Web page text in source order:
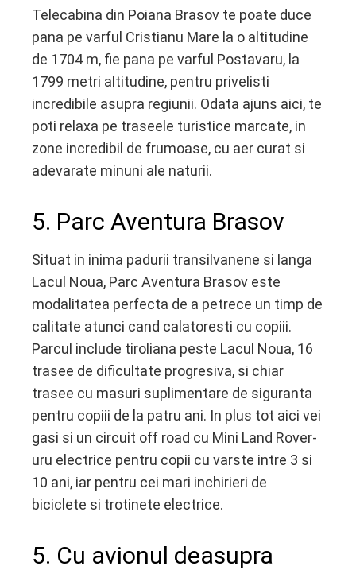
Telecabina din Poiana Brasov te poate duce
pana pe varful Cristianu Mare la o altitudine
de 1704 m, fie pana pe varful Postavaru, la
1799 metri altitudine, pentru privelisti
incredibile asupra regiunii. Odata ajuns aici, te
poti relaxa pe traseele turistice marcate, in
zone incredibil de frumoase, cu aer curat si
adevarate minuni ale naturii.
5. Parc Aventura Brasov
Situat in inima padurii transilvanene si langa
Lacul Noua, Parc Aventura Brasov este
modalitatea perfecta de a petrece un timp de
calitate atunci cand calatoresti cu copiii.
Parcul include tiroliana peste Lacul Noua, 16
trasee de dificultate progresiva, si chiar
trasee cu masuri suplimentare de siguranta
pentru copiii de la patru ani. In plus tot aici vei
gasi si un circuit off road cu Mini Land Rover-
uru electrice pentru copii cu varste intre 3 si
10 ani, iar pentru cei mari inchirieri de
biciclete si trotinete electrice.
5. Cu avionul deasupra